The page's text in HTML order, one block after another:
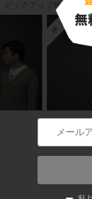
ピックアップ映像授業
練習
「with
高校英語